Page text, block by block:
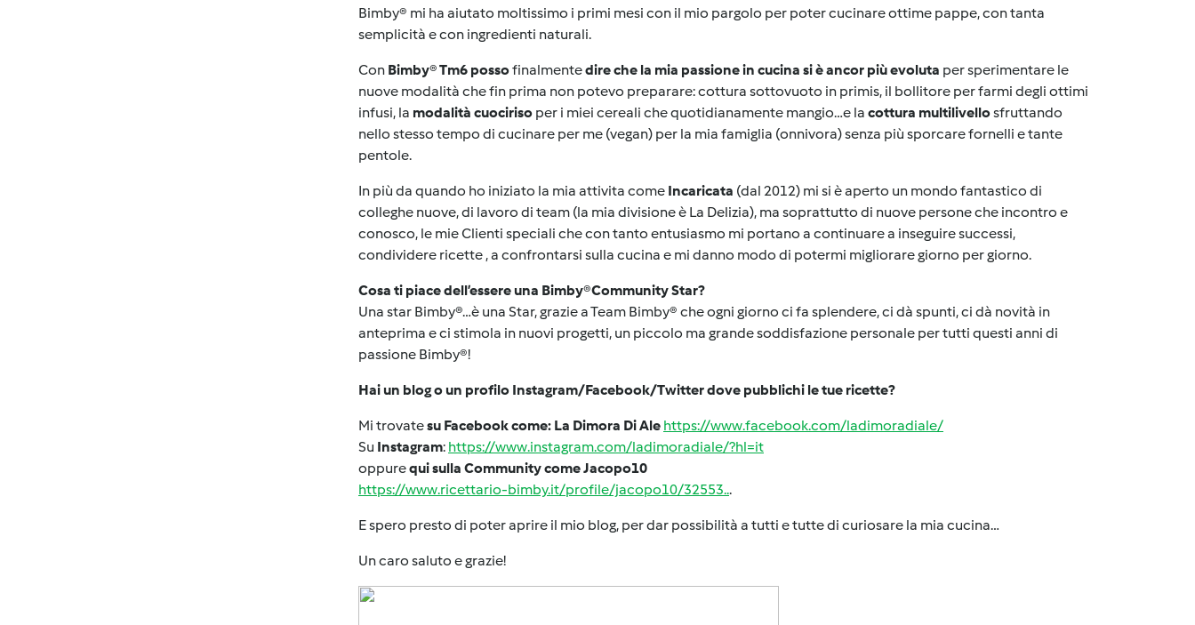
Bimby® mi ha aiutato moltissimo i primi mesi con il mio pargolo per poter cucinare ottime pappe, con tanta
semplicità e con ingredienti naturali.
Con Bimby®Tm6 possofinalmentedire che la mia passione in cucina si è ancor più evoluta per sperimentare le
nuove modalità che fin prima non potevo preparare: cottura sottovuoto in primis, il bollitore per farmi degli ottimi
infusi, la modalità cuociriso per i miei cereali che quotidianamente mangio…e la cottura multilivellosfruttando
nello stesso tempo di cucinare per me (vegan) per la mia famiglia (onnivora) senza più sporcare fornelli e tante
pentole.
In più da quando ho iniziato la mia attivita come Incaricata (dal 2012) mi si è aperto un mondo fantastico di
colleghe nuove, di lavoro di team (la mia divisione è La Delizia), ma soprattutto di nuove persone che incontro e
conosco, le mie Clienti speciali che con tanto entusiasmo mi portano a continuare a inseguire successi,
condividere ricette , a confrontarsi sulla cucina e mi danno modo di potermi migliorare giorno per giorno.
Cosa ti piace dell’essere una Bimby®Community Star?
Una star Bimby®…è una Star, grazie a Team Bimby® che ogni giorno ci fa splendere, ci dà spunti, ci dà novità in
anteprima e ci stimola in nuovi progetti, un piccolo ma grande soddisfazione personale per tutti questi anni di
passione Bimby®!
Hai un blog o un profilo Instagram/Facebook/Twitter dove pubblichi le tue ricette?
Mi trovatesu Facebook come: La Dimora Di Ale https://www.facebook.com/ladimoradiale/
Su Instagram: https://www.instagram.com/ladimoradiale/?hl=it
oppurequi sulla Community come Jacopo10
https://www.ricettario-bimby.it/profile/jacopo10/32553...
E spero presto di poter aprire il mio blog, per dar possibilità a tutti e tutte di curiosare la mia cucina…
Un caro saluto e grazie!